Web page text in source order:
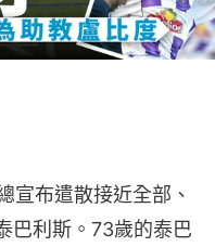
宣布遣散接近全部、
巴利斯。73歲的泰巴